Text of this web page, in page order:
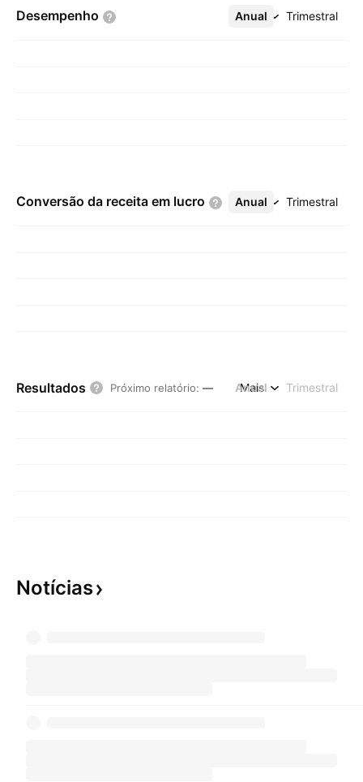
Desempenho Anual Trimestral
Mais
Conversão da receita em lucro Anual Trimestral
Mais
Resultados Próximo relatório: — Anual Trimestral
Mais
Notícias